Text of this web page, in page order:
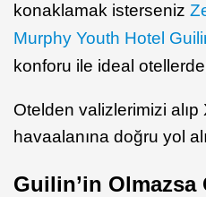
konaklamak isterseniz
Murphy Youth Hotel
konforu ile ideal
Otelden valizlerimizi alıp
havaalanına doğru yol
Guilin’in Olmazsa